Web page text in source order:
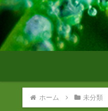
ホーム 未分類